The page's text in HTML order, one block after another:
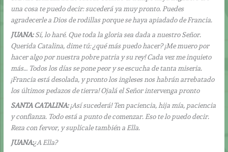
una cosa te puedo decir: sucederá ya muy pronto. Puedes
agradecerle a Dios de rodillas porque se haya apiadado de Francia.
JUANA:Sí, lo haré. Que toda la gloria sea dada a nuestro Señor.
Querida Catalina, dime tú: ¿qué más puedo hacer? ¡Me muero por
hacer algo por nuestra pobre patria y su rey! Cada vez me inquieto
más… Todos los días se pone peor y se escucha de tanta miseria.
¡Francia está desolada, y pronto los ingleses nos habrán arrebatado
los últimos pedazos de tierra! Ojalá el Señor intervenga pronto
SANTA CATALINA:¡Así sucederá! Ten paciencia, hija mía, paciencia
y confianza. Todo está a punto de comenzar. Eso te lo puedo decir.
Reza con fervor, y suplícale también a Ella.
JUANA:¿A Ella?